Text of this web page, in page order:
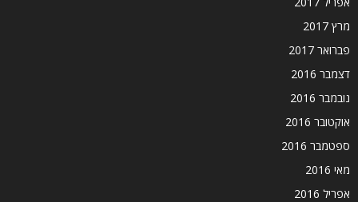
מרץ 2017
פברואר 2017
דצמבר 2016
נובמבר 2016
אוקטובר 2016
ספטמבר 2016
מאי 2016
אפריל 2016